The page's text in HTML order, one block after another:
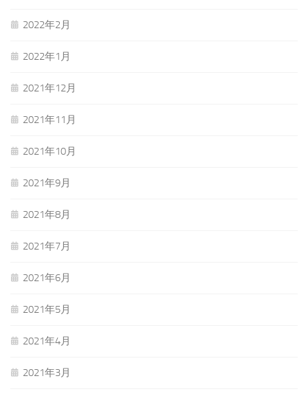
2022年2月
2022年1月
2021年12月
2021年11月
2021年10月
2021年9月
2021年8月
2021年7月
2021年6月
2021年5月
2021年4月
2021年3月